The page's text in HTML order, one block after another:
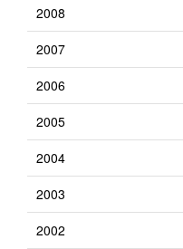
2008
2007
2006
2005
2004
2003
2002